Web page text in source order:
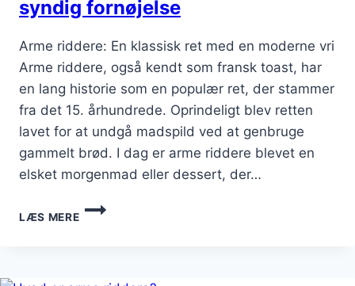
syndig fornøjelse
Arme riddere: En klassisk ret med en moderne vri
Arme riddere, også kendt som fransk toast, har
en lang historie som en populær ret, der stammer
fra det 15. århundrede. Oprindeligt blev retten
lavet for at undgå madspild ved at genbruge
gammelt brød. I dag er arme riddere blevet en
elsket morgenmad eller dessert, der…
LÆS MERE
ARME
RIDDERE